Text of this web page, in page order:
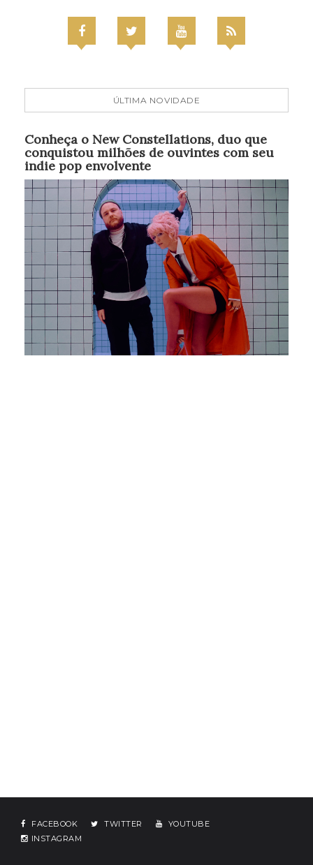
ÚLTIMA NOVIDADE
Conheça o New Constellations, duo que
conquistou milhões de ouvintes com seu
indie pop envolvente
FACEBOOK TWITTER
YOUTUBE
INSTAGRAM